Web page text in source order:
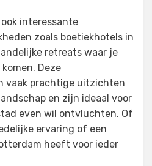
interessante
zoals boetiekhotels in
retreats waar je
Deze
vaak prachtige uitzichten
en zijn ideaal voor
even wil ontvluchten. Of
ervaring of een
heeft voor ieder